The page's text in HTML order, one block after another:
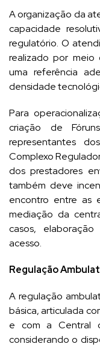
A organização da
capacidade
regulatório. O
realizado por meio
uma referência
densidade
Para
criação de
representantes
Complexo
dos prestadores
também deve
encontro entre as
mediação da
casos,
acesso.
Regulação
A regulação
básica, articulada
e com a Central
considerando o